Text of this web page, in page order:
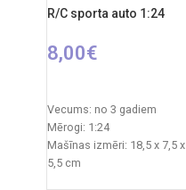
R/C sporta auto 1:24
8,00€
Vecums: no 3 gadiem
Mērogi: 1:24
Mašīnas izmēri: 18,5 x 7,5 x
5,5 cm